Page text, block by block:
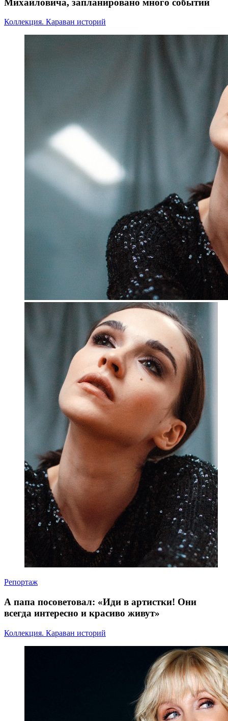
Коллекция. Караван историй
Репортаж
А папа посоветовал: «Иди в артистки! Они
всегда интересно и красиво живут»
Коллекция. Караван историй